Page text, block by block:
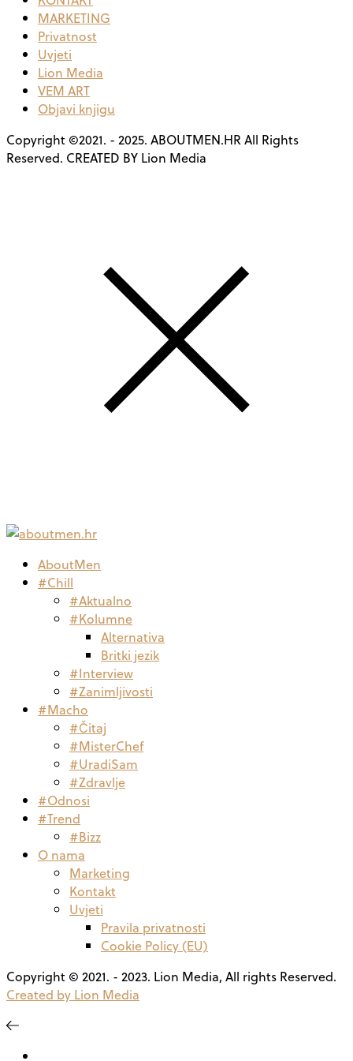
MARKETING
Privatnost
Uvjeti
Lion Media
VEM ART
Objavi knjigu
Copyright ©2021. - 2025. ABOUTMEN.HR All Rights
Reserved. CREATED BY Lion Media
AboutMen
#Chill
#Aktualno
#Kolumne
Alternativa
Britki jezik
#Interview
#Zanimljivosti
#Macho
#Čitaj
#MisterChef
#UradiSam
#Zdravlje
#Odnosi
#Trend
#Bizz
O nama
Marketing
Kontakt
Uvjeti
Pravila privatnosti
Cookie Policy (EU)
Copyright © 2021. - 2023. Lion Media, All rights Reserved.
Created by Lion Media